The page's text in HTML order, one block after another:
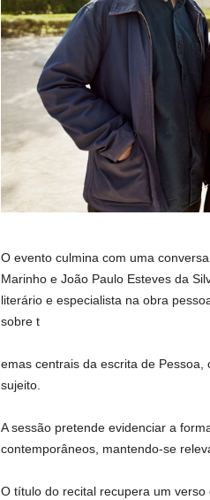
O evento culmina com uma
Marinho e João Paulo Esteves da
literário e especialista na obra
sobre t
emas centrais da escrita de
sujeito.
A sessão pretende evidenciar a
contemporâneos, mantendo-se
O título do recital recupera um